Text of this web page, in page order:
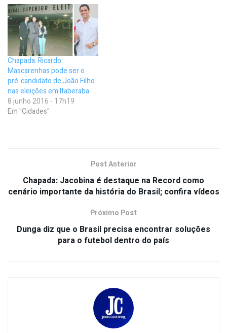
Chapada: Ricardo
Mascarenhas pode ser o
pré-candidato de João Filho
nas eleições em Itaberaba
8 junho 2016 - 17h19
Em "Cidades"
Post Anterior
Chapada: Jacobina é destaque na Record como
cenário importante da história do Brasil; confira vídeos
Próximo Post
Dunga diz que o Brasil precisa encontrar soluções
para o futebol dentro do país